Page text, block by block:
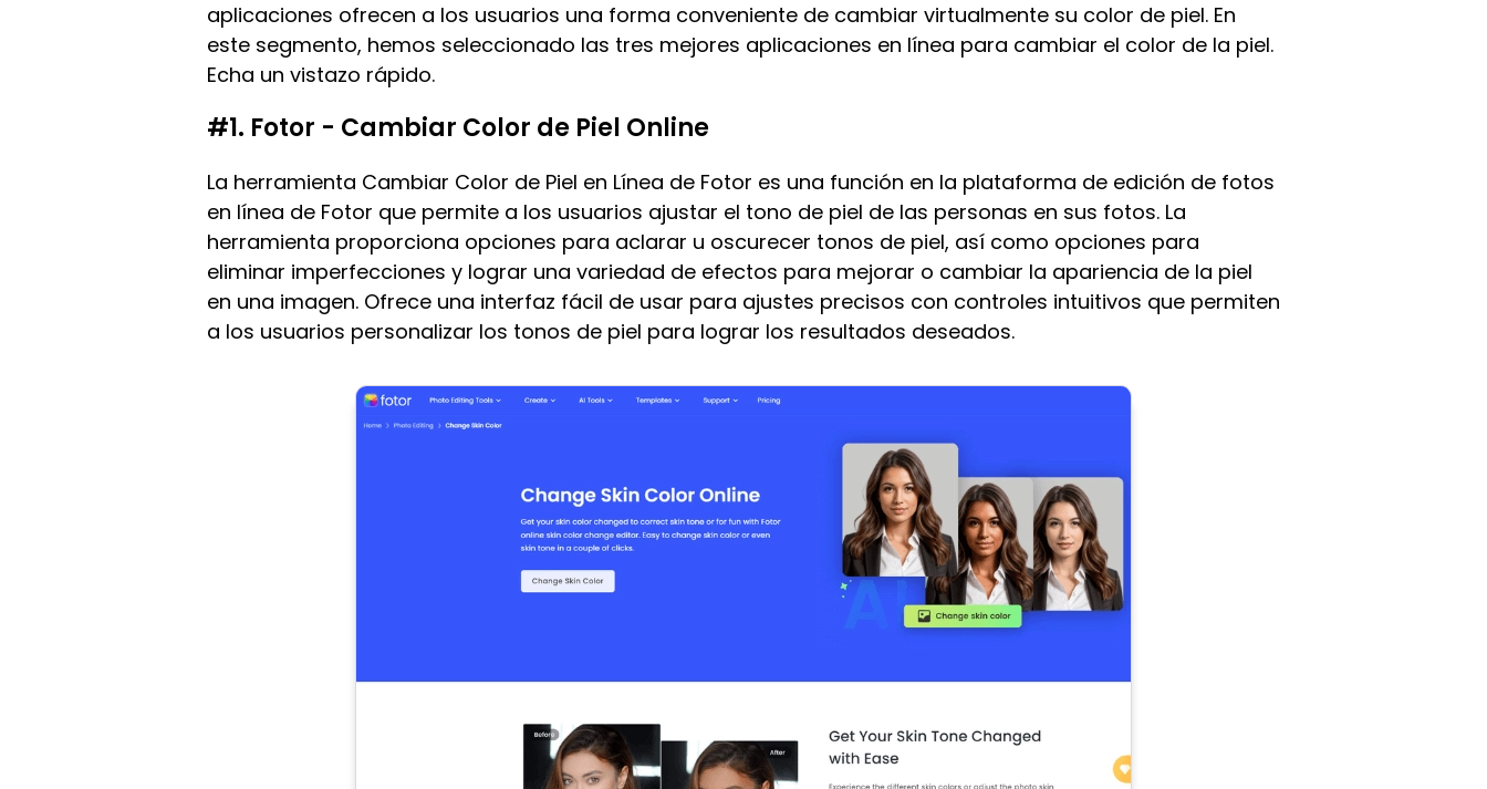
aplicaciones ofrecen a los usuarios una forma conveniente de cambiar virtualmente su color de piel. En
este segmento, hemos seleccionado las tres mejores aplicaciones en línea para cambiar el color de la piel.
Echa un vistazo rápido.
#1. Fotor - Cambiar Color de Piel Online
La herramienta Cambiar Color de Piel en Línea de Fotor es una función en la plataforma de edición de fotos
en línea de Fotor que permite a los usuarios ajustar el tono de piel de las personas en sus fotos. La
herramienta proporciona opciones para aclarar u oscurecer tonos de piel, así como opciones para
eliminar imperfecciones y lograr una variedad de efectos para mejorar o cambiar la apariencia de la piel
en una imagen. Ofrece una interfaz fácil de usar para ajustes precisos con controles intuitivos que permiten
a los usuarios personalizar los tonos de piel para lograr los resultados deseados.